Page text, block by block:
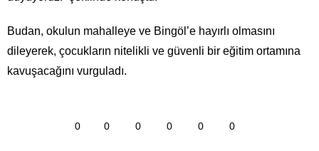
Budan, okulun mahalleye ve Bingöl’e hayırlı olmasını
dileyerek, çocukların nitelikli ve güvenli bir eğitim ortamına
kavuşacağını vurguladı.
0 0 0 0 0 0